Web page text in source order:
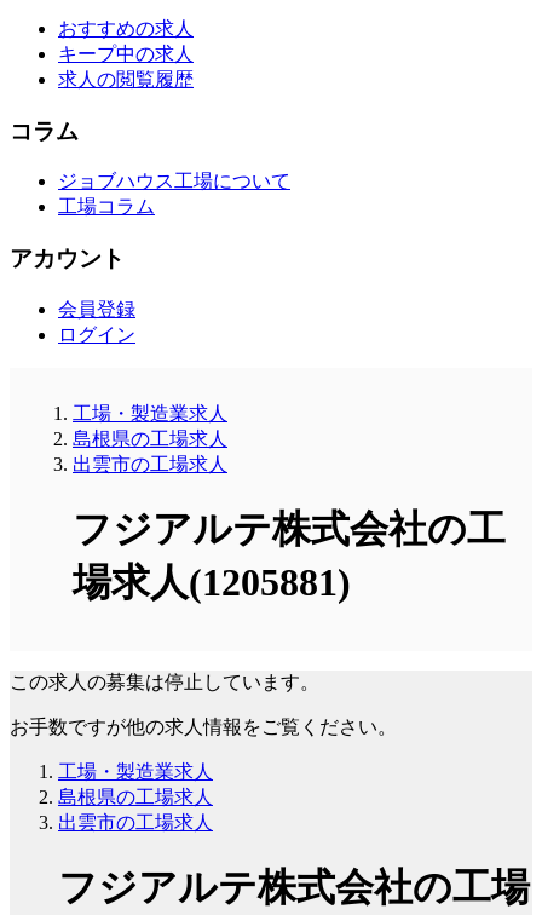
おすすめの求人
キープ中の求人
求人の閲覧履歴
コラム
ジョブハウス工場について
工場コラム
アカウント
会員登録
ログイン
工場・製造業求人
島根県の工場求人
出雲市の工場求人
フジアルテ株式会社の工
場求人(1205881)
この求人の募集は停止しています。
お手数ですが他の求人情報をご覧ください。
工場・製造業求人
島根県の工場求人
出雲市の工場求人
フジアルテ株式会社の工場